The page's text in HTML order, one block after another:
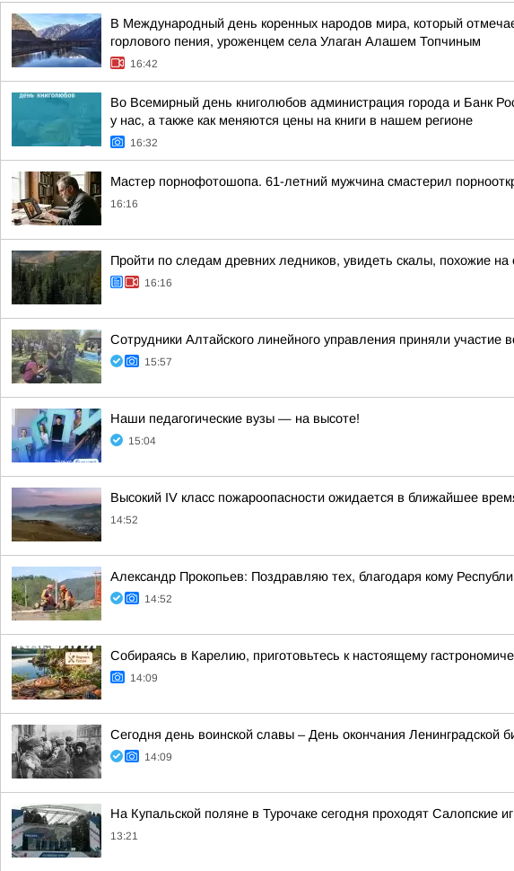
В Международный день коренных народов мира, который
горлового пения, уроженцем села Улаган Алашем Топчиным
16:42
Во Всемирный день книголюбов администрация города и Банк
у нас, а также как меняются цены на книги в нашем регионе
16:32
Мастер порнофотошопа. 61-летний мужчина смастерил
16:16
Пройти по следам древних ледников, увидеть скалы, похожие
16:16
Сотрудники Алтайского линейного управления приняли участие
15:57
Наши педагогические вузы — на высоте!
15:04
Высокий IV класс пожароопасности ожидается в ближайшее
14:52
Александр Прокопьев: Поздравляю тех, благодаря кому
14:52
Собираясь в Карелию, приготовьтесь к настоящему
14:09
Сегодня день воинской славы – День окончания Ленинградской
14:09
На Купальской поляне в Турочаке сегодня проходят Салопские
13:21